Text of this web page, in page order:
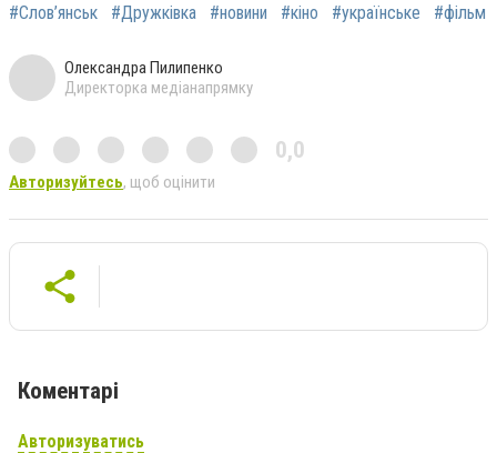
#Слов’янськ #Дружківка #новини #кіно #українське #фільм
Олександра Пилипенко
Директорка медіанапрямку
0,0
Авторизуйтесь, щоб оцінити
Коментарі
Авторизуватись